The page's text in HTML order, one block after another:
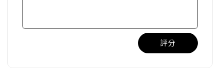
評分